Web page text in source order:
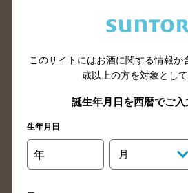
滋賀県のバー検索
和歌
山口県のバー検索
鳥取
島根県のバー検索
徳
高知県のバー検索
福岡
長崎県のバー検索
佐
このサイトにはお酒に関する情報が
歳以上の方を対象として
誕生年月日を西暦でご入
生年月日
年 月